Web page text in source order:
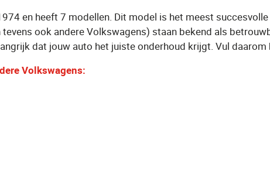
en heeft 7 modellen. Dit model is het meest
ook andere Volkswagens) staan bekend als
dat jouw auto het juiste onderhoud krijgt. Vul
Volkswagens: